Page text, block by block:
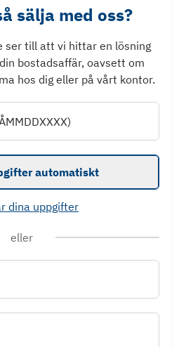
sälja med oss?
ser till att vi hittar en lösning
bostadsaffär, oavsett om
hos dig eller på vårt kontor.
automatiskt
dina uppgifter
eller